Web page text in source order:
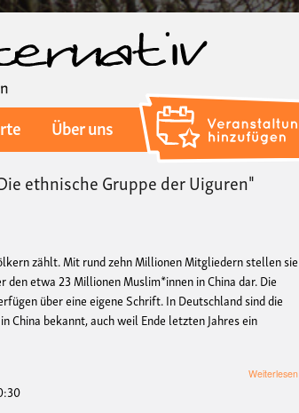
Inhalt
Über uns
ethnische Gruppe der Uiguren"
zählt. Mit rund zehn Millionen Mitgliedern stellen sie
etwa 23 Millionen Muslim*innen in China dar. Die
über eine eigene Schrift. In Deutschland sind die
bekannt, auch weil Ende letzten Jahres ein
Weiterlesen